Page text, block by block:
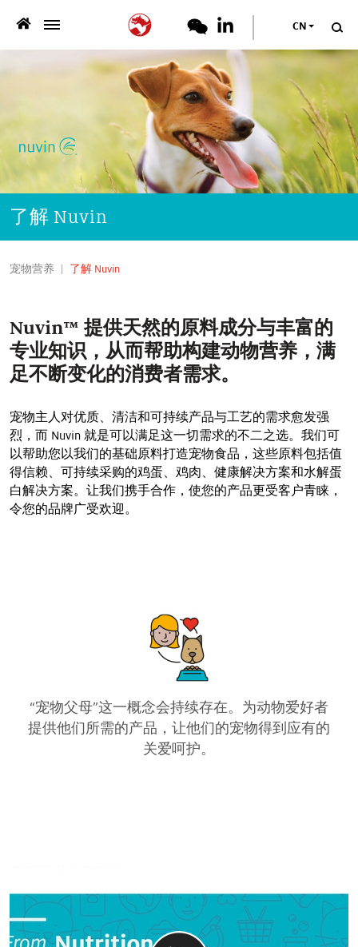
团队简介 >
>
可持续发展 >
新闻中心 >
联系我们
宠物食品适口性
宠物营养 >
宠物食品保护 >
CN
了解 Nuvin
宠物营养 了解 Nuvin
Nuvin™ 提供天然的原料成分与丰富的
专业知识，从而帮助构建动物营养，满
足不断变化的消费者需求。
宠物主人对优质、清洁和可持续产品与工艺的需求愈发强
烈，而 Nuvin 就是可以满足这一切需求的不二之选。我们可
以帮助您以我们的基础原料打造宠物食品，这些原料包括值
得信赖、可持续采购的鸡蛋、鸡肉、健康解决方案和水解蛋
白解决方案。让我们携手合作，使您的产品更受客户青睐，
令您的品牌广受欢迎。
“宠物父母”这一概念会持续存在。为动物爱好者
提供他们所需的产品，让他们的宠物得到应有的
关爱呵护。